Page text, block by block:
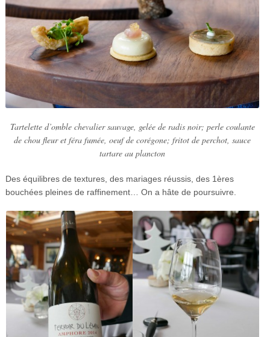
Tartelette d’omble chevalier sauvage, gelée de radis noir; perle coulante
de chou fleur et féra fumée, oeuf de corégone; fritot de perchot, sauce
tartare au plancton
Des équilibres de textures, des mariages réussis, des 1ères
bouchées pleines de raffinement… On a hâte de poursuivre.